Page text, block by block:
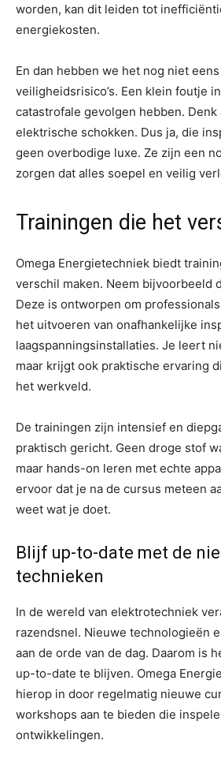
worden, kan dit leiden tot
energiekosten.
En dan hebben we het nog niet
veiligheidsrisico’s. Een klein foutje
catastrofale gevolgen hebben. Denk
elektrische schokken. Dus ja, die
geen overbodige luxe. Ze zijn een
zorgen dat alles soepel en veilig
Trainingen die het
Omega Energietechniek biedt
verschil maken. Neem bijvoorbeeld
Deze is ontworpen om
het uitvoeren van onafhankelijke
laagspanningsinstallaties. Je leert
maar krijgt ook praktische ervaring
het werkveld.
De trainingen zijn intensief en
praktisch gericht. Geen droge stof
maar hands-on leren met echte
ervoor dat je na de cursus meteen
weet wat je doet.
Blijf up-to-date met de
technieken
In de wereld van elektrotechniek
razendsnel. Nieuwe technologieën
aan de orde van de dag. Daarom is
up-to-date te blijven. Omega
hierop in door regelmatig nieuwe
workshops aan te bieden die
ontwikkelingen.